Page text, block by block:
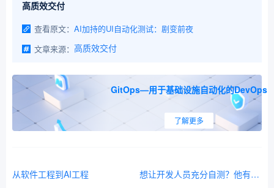
高质效交付
查看原文： AI加持的UI自动化测试：剧变前夜
文章来源：
高质效交付
GitOps—用于基础设施自动化的DevOps
了解更多
从软件工程到AI工程
想让开发人员充分自测？他有这条件吗？